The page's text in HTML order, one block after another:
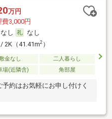
万円
費3,000円
なし
なし
2K（41.41m2）
金なし
二人暮らし
場(近隣含) 角部屋
約はお気軽にお申し付けく